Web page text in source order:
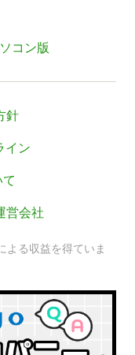
コン版
針
イン
営会社
よる収益を得ていま